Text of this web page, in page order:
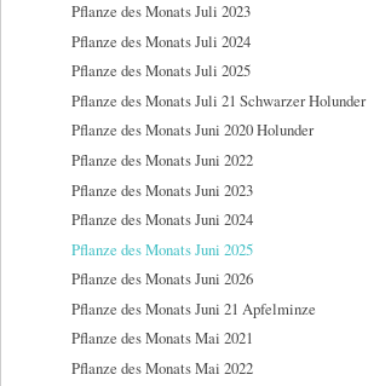
Pflanze des Monats Juli 2023
Pflanze des Monats Juli 2024
Pflanze des Monats Juli 2025
Pflanze des Monats Juli 21 Schwarzer Holunder
Pflanze des Monats Juni 2020 Holunder
Pflanze des Monats Juni 2022
Pflanze des Monats Juni 2023
Pflanze des Monats Juni 2024
Pflanze des Monats Juni 2025
Pflanze des Monats Juni 2026
Pflanze des Monats Juni 21 Apfelminze
Pflanze des Monats Mai 2021
Pflanze des Monats Mai 2022